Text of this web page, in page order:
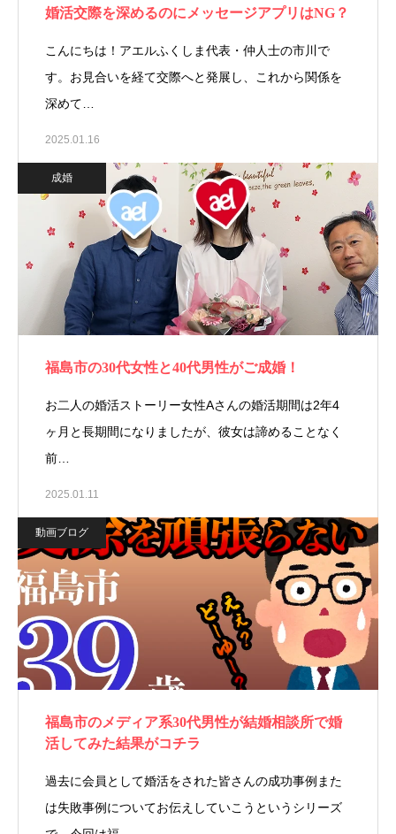
婚活交際を深めるのにメッセージアプリはNG？
こんにちは！アエルふくしま代表・仲人士の市川で
す。お見合いを経て交際へと発展し、これから関係を
深めて…
2025.01.16
成婚
福島市の30代女性と40代男性がご成婚！
お二人の婚活ストーリー女性Aさんの婚活期間は2年4
ヶ月と長期間になりましたが、彼女は諦めることなく
前…
2025.01.11
動画ブログ
福島市のメディア系30代男性が結婚相談所で婚
活してみた結果がコチラ
過去に会員として婚活をされた皆さんの成功事例また
は失敗事例についてお伝えしていこうというシリーズ